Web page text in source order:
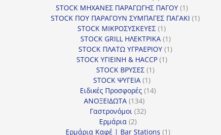
προϊόντα
STOCK ΜΗΧΑΝΕΣ ΠΑΡΑΓΩΓΗΣ ΠΑΓΟΥ 11
προϊόν
STOCK ΠΟΥ ΠΑΡΑΓΟΥΝ ΣΥΜΠΑΓΕΣ ΠΑΓΑΚΙ 11
STOCK ΜΙΚΡΟΣΥΣΚΕΥΕΣ 11
προϊόν
STOCK GRILL ΗΛΕΚΤΡΙΚΑ 11
προϊόν
STOCK ΠΛΑΤΩ ΥΓΡΑΕΡΙΟΥ 11
STOCK ΥΓΙΕΙΝΗ & HACCP 11
STOCK ΒΡΥΣΕΣ 11
STOCK ΨΥΓΕΙΑ 11
προϊόν
Ειδικές Προσφορές 1414
ΑΝΟΞΕΙΔΩΤΑ 134134
προϊόντα
Γαστρονόμοι 3232
Ερμάρια 22
προϊόντα
Ερμάρια Καφέ | Bar Stations 11